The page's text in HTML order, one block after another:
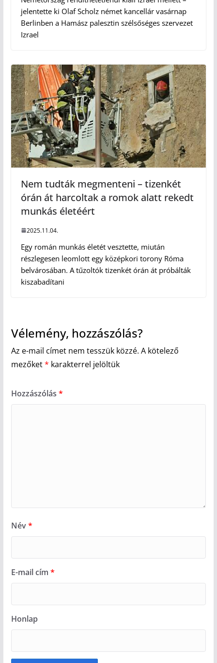
jelentette ki Olaf Scholz német kancellár vasárnap
Berlinben a Hamász palesztin szélsőséges szervezet
Izrael
Nem tudták megmenteni – tizenkét
órán át harcoltak a romok alatt rekedt
munkás életéért
2025.11.04.
Egy román munkás életét vesztette, miután
részlegesen leomlott egy középkori torony Róma
belvárosában. A tűzoltók tizenkét órán át próbálták
kiszabadítani
Vélemény, hozzászólás?
Az e-mail címet nem tesszük közzé. A kötelező
mezőket* karakterrel jelöltük
Hozzászólás *
Név*
E-mail cím *
Honlap